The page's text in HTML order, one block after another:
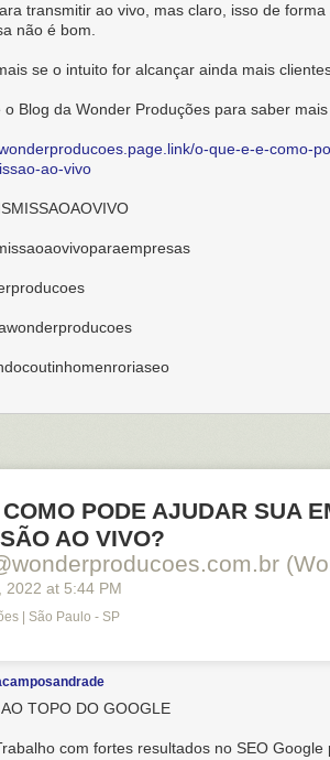
transmitir ao vivo, mas claro, isso de
não é bom.
se o intuito for alcançar ainda mais
o Blog da Wonder Produções para saber mais
o-que-e-e-como-
ao-vivo
PODE AJUDAR SUA
AO VIVO?
, 2022 at 5:44 PM
| São Paulo - SP
TOPO DO GOOGLE
com fortes resultados no SEO Google